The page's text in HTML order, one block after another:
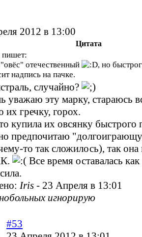
2012 в 13:00
Цитата
пишет:
отечественный
, но
надпись на пачке.
случайно?
уважаю эту марку, стараюсь
их гречку, горох.
купила их овсянку быстрого
предпочитаю
то так сложилось), так она
Все время оставалась
Iris - 23 Апреля в 13:01
игнорирую
#53